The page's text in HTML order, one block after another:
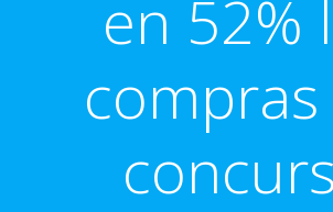
en 52%
compras